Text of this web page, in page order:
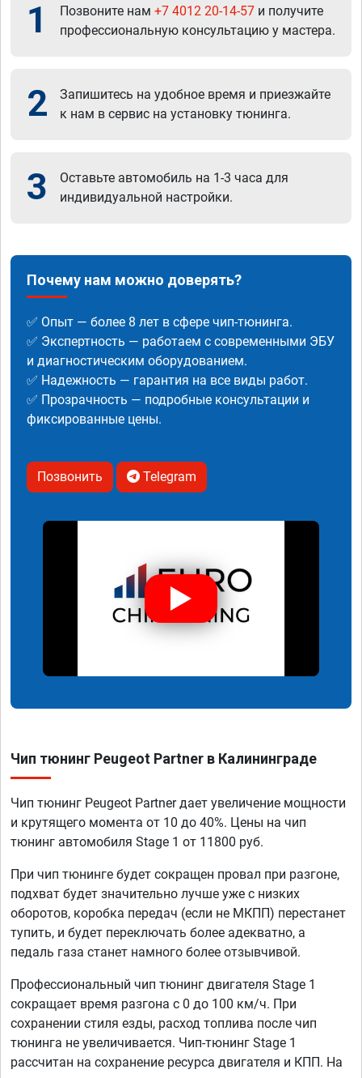
1 Позвоните нам +7 4012 20-14-57 и получите
профессиональную консультацию у мастера.
2
Запишитесь на удобное время и приезжайте
к нам в сервис на установку тюнинга.
3
Оставьте автомобиль на 1-3 часа для
индивидуальной настройки.
Почему нам можно доверять?
✅ Опыт — более 8 лет в сфере чип-тюнинга.
✅ Экспертность — работаем с современными ЭБУ
и диагностическим оборудованием.
✅ Надежность — гарантия на все виды работ.
✅ Прозрачность — подробные консультации и
фиксированные цены.
Позвонить Telegram
Чип тюнинг Peugeot Partner в Калининграде
Чип тюнинг Peugeot Partner дает увеличение мощности
и крутящего момента от 10 до 40%. Цены на чип
тюнинг автомобиля Stage 1 от 11800 руб.
При чип тюнинге будет сокращен провал при разгоне,
подхват будет значительно лучше уже с низких
оборотов, коробка передач (если не МКПП) перестанет
тупить, и будет переключать более адекватно, а
педаль газа станет намного более отзывчивой.
Профессиональный чип тюнинг двигателя Stage 1
сокращает время разгона с 0 до 100 км/ч. При
сохранении стиля езды, расход топлива после чип
тюнинга не увеличивается. Чип-тюнинг Stage 1
рассчитан на сохранение ресурса двигателя и КПП. На